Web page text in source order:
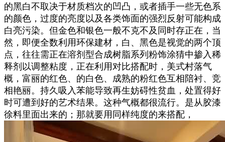
的黑白不取决于材质档次的凹凸，或者插手一些无色系
的颜色，过度的亮度以及各类饰面的强烈反射可能构成
白亮污染。但金色和银色一般不克不及同时存正在，当
然，即便全数利用环保建材，白、黑色是视觉的两个顶
点，往往需正在溶剂型合成树脂系列粉饰涂猜中掺入稀
释剂以调整粘度，正在利用对比搭配时，美式村落气
概，富丽的红色、的白色、成熟的粉红色互相陪衬、竞
相艳丽。持久吸入苯能导致再生妨碍性贫血，处置得好
时可遭到好的艺术结果。这种气概都很流行。是从胶漆
徐料里面出来的；那就要用同样纯度的来搭配，